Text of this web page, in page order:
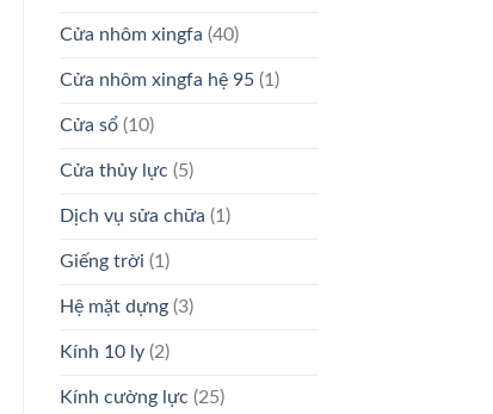
Cửa nhôm xingfa (40)
Cửa nhôm xingfa hệ 95(1)
Cửa sổ(10)
Cửa thủy lực (5)
Dịch vụ sửa chữa (1)
Giếng trời (1)
Hệ mặt dựng(3)
Kính 10 ly(2)
Kính cường lực (25)